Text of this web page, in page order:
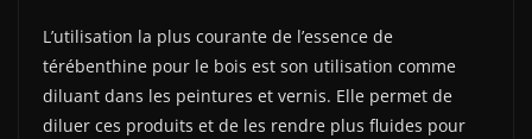
L’utilisation la plus courante de l’essence de
térébenthine pour le bois est son utilisation comme
diluant dans les peintures et vernis. Elle permet de
diluer ces produits et de les rendre plus fluides pour